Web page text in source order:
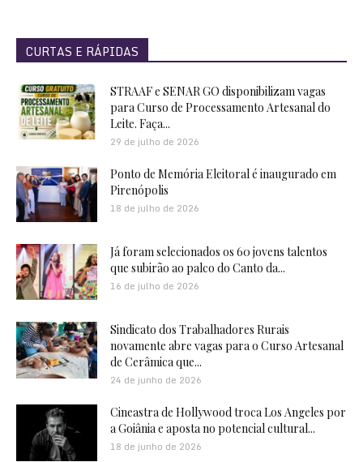
CURTAS E RÁPIDAS
STRAAF e SENAR GO disponibilizam vagas
para Curso de Processamento Artesanal do
Leite. Faça...
29 de julho de 2026
Ponto de Memória Eleitoral é inaugurado em
Pirenópolis
18 de julho de 2026
Já foram selecionados os 60 jovens talentos
que subirão ao palco do Canto da...
16 de julho de 2026
Sindicato dos Trabalhadores Rurais
novamente abre vagas para o Curso Artesanal
de Cerâmica que...
24 de junho de 2026
Cineastra de Hollywood troca Los Angeles por
a Goiânia e aposta no potencial cultural...
18 de junho de 2026